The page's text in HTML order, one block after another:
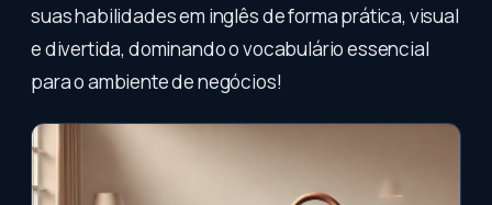
suas habilidades em inglês de forma prática, visual
e divertida, dominando o vocabulário essencial
para o ambiente de negócios!